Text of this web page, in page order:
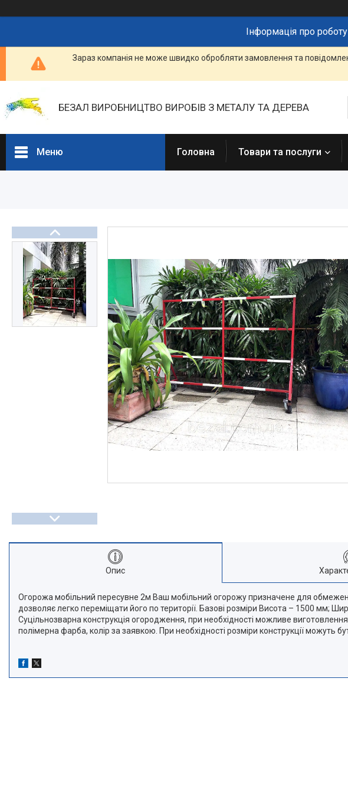
Інформація про
Зараз компанія не може швидко обробляти замовлення та
БЕЗАЛ ВИРОБНИЦТВО ВИРОБІВ З МЕТАЛУ ТА ДЕРЕВА
Меню
Прайс-листи
Новини
Презентації та документи
Про нас
Відгуки
Головна Товари та послуги
Опис
Огорожа мобільний пересувне 2м Ваш мобільний огорожу призначене для
дозволяє легко переміщати його по території. Базові розміри Висота – 1500 мм;
Суцільнозварна конструкція огородження, при необхідності можливе
полімерна фарба, колір за заявкою. При необхідності розміри конструкції можуть